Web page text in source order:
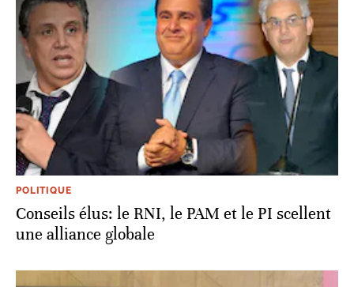
POLITIQUE
Conseils élus: le RNI, le PAM et le PI scellent
une alliance globale